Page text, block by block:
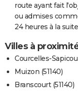
route ayant fait
ou admises
24 heures à la
Villes à
Courcelles-
Muizon (51140)
Branscourt (51140)